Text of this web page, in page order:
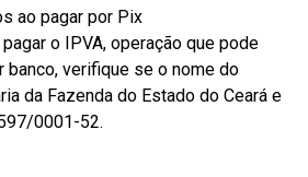
ao pagar por Pix
o IPVA, operação que pode
banco, verifique se o nome do
da Fazenda do Estado do Ceará e
0001-52.